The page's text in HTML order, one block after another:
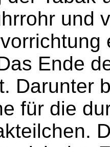
und
Ende
Darunter
für die